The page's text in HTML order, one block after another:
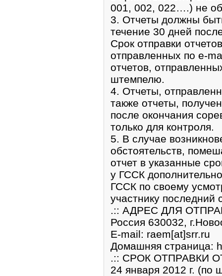
001, 002, 022….) не
3. Отчеты должны
течение 30 дней
Срок отправки
отправленных по e-
отчетов,
штемпелю.
4. Отчеты,
также отчеты,
после окончания
только для контроля.
5. В случае
обстоятельств,
отчет в указанные
у ГССК
ГССК по своему
участнику последний
.:: АДРЕС ДЛЯ
Россия 630032,
E-mail: raem[at]srr.ru
Домашняя страница:
.:: СРОК ОТПРАВКИ
24 января 2012 г. (по